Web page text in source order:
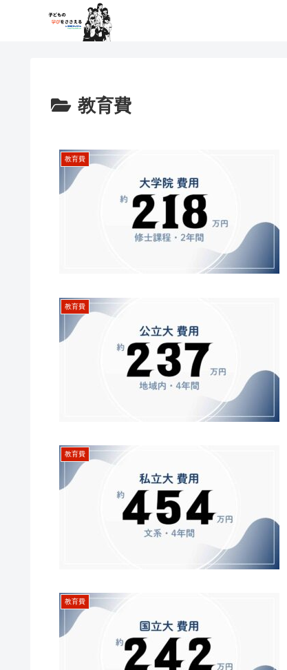
教育費
教育費
教育費
教育費
教育費